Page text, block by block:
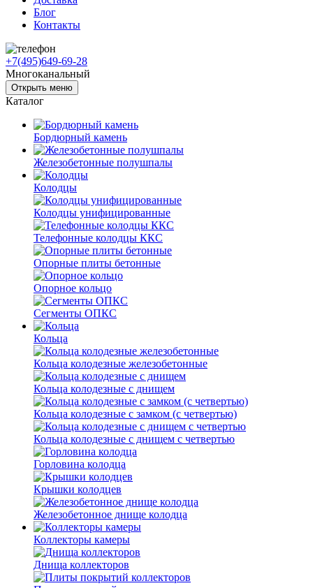
Блог
Контакты
+7(495)649-69-28
Многоканальный
Открыть меню
Каталог
Бордюрный камень
Железобетонные полушпалы
Колодцы
Колодцы унифицированные
Телефонные колодцы ККС
Опорные плиты бетонные
Опорное кольцо
Сегменты ОПКС
Кольца
Кольца колодезные железобетонные
Кольца колодезные с днищем
Кольца колодезные с замком (с четвертью)
Кольца колодезные с днищем с четвертью
Горловина колодца
Крышки колодцев
Железобетонное днище колодца
Коллекторы камеры
Днища коллекторов